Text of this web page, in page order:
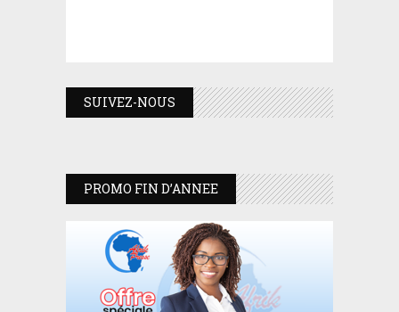
SUIVEZ-NOUS
PROMO FIN D’ANNEE